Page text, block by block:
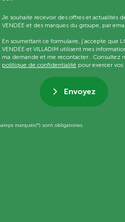
Je souhaite recevoir des offres et actualités
VENDÉE et des marques du groupe, par
En soumettant ce formulaire, j’accepte que
VENDÉE et VILLADIM utilisent mes
ma demande et me recontacter.. Consultez
politique de confidentialité pour exercer vos
Envoyez
marqués(*) sont obligatoires.